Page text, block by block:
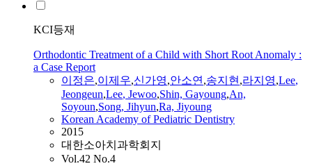
KCI등재
Orthodontic Treatment of a Child with Short Root Anomaly :
a Case Report
이정은,이제우,신가영,안소연,송지현,라지영,Lee,
Jeongeun,Lee, Jewoo,Shin, Gayoung,An,
Soyoun,Song, Jihyun,Ra, Jiyoung
Korean Academy of Pediatric Dentistry
2015
대한소아치과학회지
Vol.42 No.4